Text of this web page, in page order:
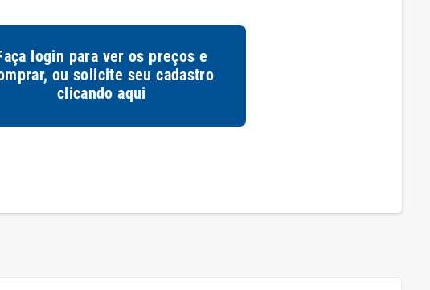
login para ver os preços e
ou solicite seu cadastro
clicandoaqui